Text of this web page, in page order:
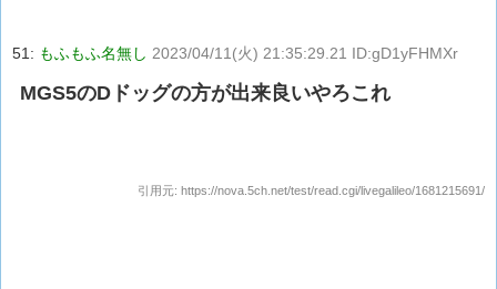
51: もふもふ名無し 2023/04/11(火) 21:35:29.21 ID:gD1yFHMXr
MGS5のDドッグの方が出来良いやろこれ
引用元: https://nova.5ch.net/test/read.cgi/livegalileo/1681215691/